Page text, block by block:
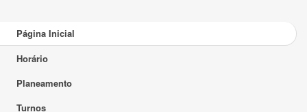
Página Inicial
Horário
Planeamento
Turnos